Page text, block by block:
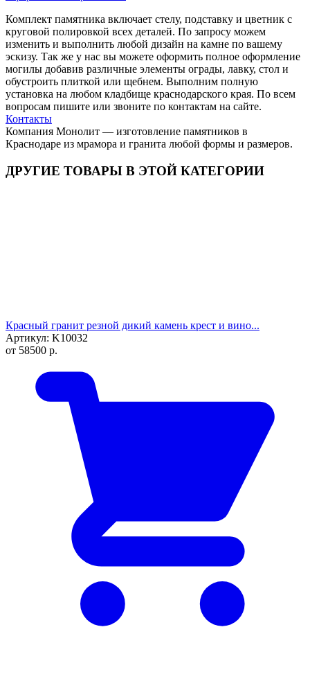
Комплект памятника включает стелу, подставку и цветник с
круговой полировкой всех деталей. По запросу можем
изменить и выполнить любой дизайн на камне по вашему
эскизу. Так же у нас вы можете оформить полное оформление
могилы добавив различные элементы ограды, лавку, стол и
обустроить плиткой или щебнем. Выполним полную
установка на любом кладбище краснодарского края. По всем
вопросам пишите или звоните по контактам на сайте.
Контакты
Компания Монолит — изготовление памятников в
Краснодаре из мрамора и гранита любой формы и размеров.
ДРУГИЕ ТОВАРЫ В ЭТОЙ КАТЕГОРИИ
Красный гранит резной дикий камень крест и вино...
Артикул: K10032
от 58500 р.